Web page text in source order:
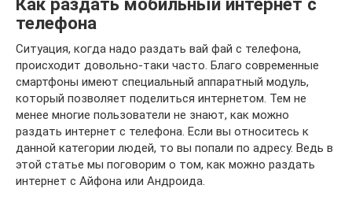
телефона
Ситуация, когда надо раздать вай фай с телефона,
происходит довольно-таки часто. Благо современные
смартфоны имеют специальный аппаратный модуль,
который позволяет поделиться интернетом. Тем не
менее многие пользователи не знают, как можно
раздать интернет с телефона. Если вы относитесь к
данной категории людей, то вы попали по адресу. Ведь в
этой статье мы поговорим о том, как можно раздать
интернет с Айфона или Андроида.